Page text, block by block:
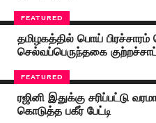
FEATURED
தமிழகத்தில் பொய் பிரச்சாரம்
செல்வப்பெருந்தகை
FEATURED
ரஜினி இதுக்கு சரிப்பட்டு
கொடுத்த பகீர் பேட்டி